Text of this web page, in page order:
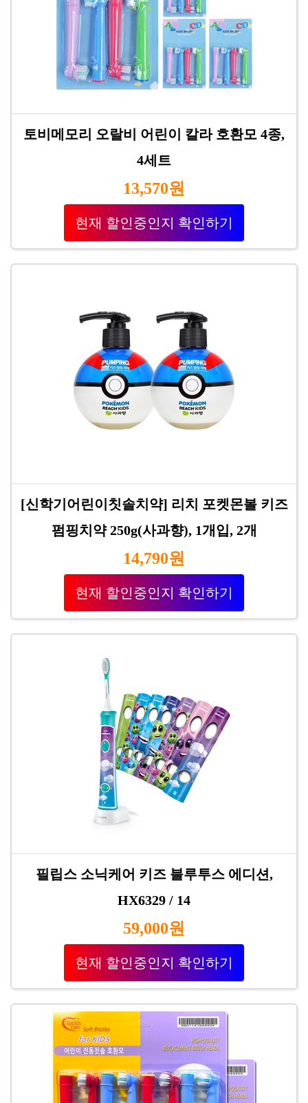
토비메모리 오랄비 어린이 칼라 호환모 4종,
4세트
13,570원
현재 할인중인지 확인하기
[신학기어린이칫솔치약] 리치 포켓몬볼 키즈
펌핑치약 250g(사과향), 1개입, 2개
14,790원
현재 할인중인지 확인하기
필립스 소닉케어 키즈 블루투스 에디션,
HX6329 / 14
59,000원
현재 할인중인지 확인하기